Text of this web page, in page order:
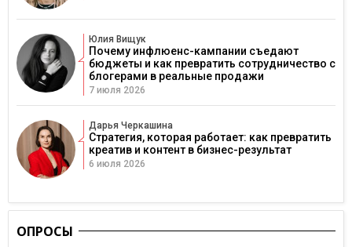
Юлия Вищук
Почему инфлюенс-кампании съедают
бюджеты и как превратить сотрудничество с
блогерами в реальные продажи
7 июля 2026
Дарья Черкашина
Стратегия, которая работает: как превратить
креатив и контент в бизнес-результат
6 июля 2026
ОПРОСЫ